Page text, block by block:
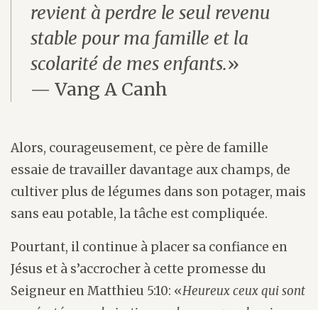
revient à perdre le seul revenu
stable pour ma famille et la
scolarité de mes enfants.»
— Vang A Canh
Alors, courageusement, ce père de famille
essaie de travailler davantage aux champs, de
cultiver plus de légumes dans son potager, mais
sans eau potable, la tâche est compliquée.
Pourtant, il continue à placer sa confiance en
Jésus et à s’accrocher à cette promesse du
Seigneur en Matthieu 5:10: «Heureux ceux qui sont